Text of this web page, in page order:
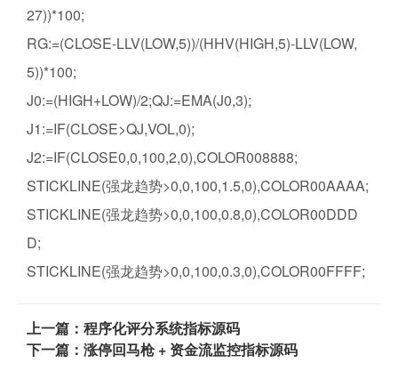
27))*100;
RG:=(CLOSE-LLV(LOW,5))/(HHV(HIGH,5)-LLV(LOW,
5))*100;
J0:=(HIGH+LOW)/2;QJ:=EMA(J0,3);
J1:=IF(CLOSE>QJ,VOL,0);
J2:=IF(CLOSE0,0,100,2,0),COLOR008888;
STICKLINE(强龙趋势>0,0,100,1.5,0),COLOR00AAAA;
STICKLINE(强龙趋势>0,0,100,0.8,0),COLOR00DDD
D;
STICKLINE(强龙趋势>0,0,100,0.3,0),COLOR00FFFF;
上一篇：程序化评分系统指标源码
下一篇：涨停回马枪 + 资金流监控指标源码